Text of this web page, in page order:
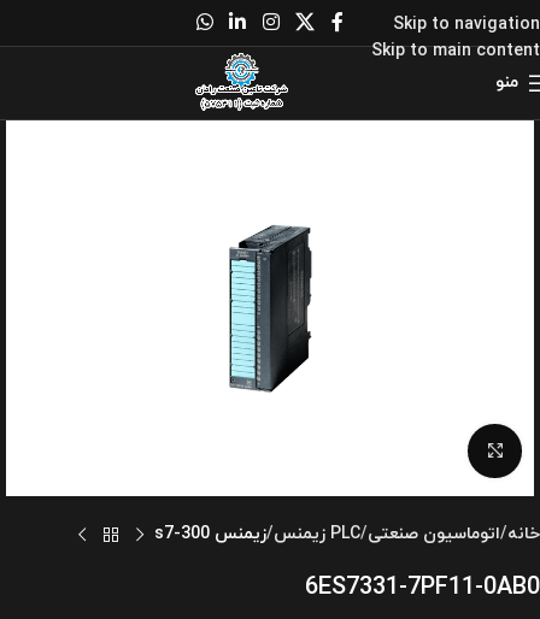
Skip to navigation
Skip to main content
منو
برای بزرگنمایی کلیک کنید
خانه اتوماسیون صنعتی PLC زیمنس زیمنس s7-300
6ES7331-7PF11-0AB0